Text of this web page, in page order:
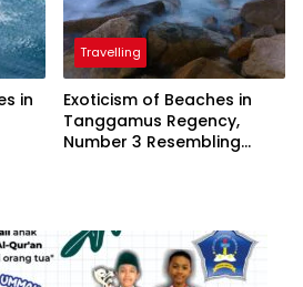
in
Travelling
Exoticism of Beaches in
Tanggamus Regency,
Number 3 Resembling